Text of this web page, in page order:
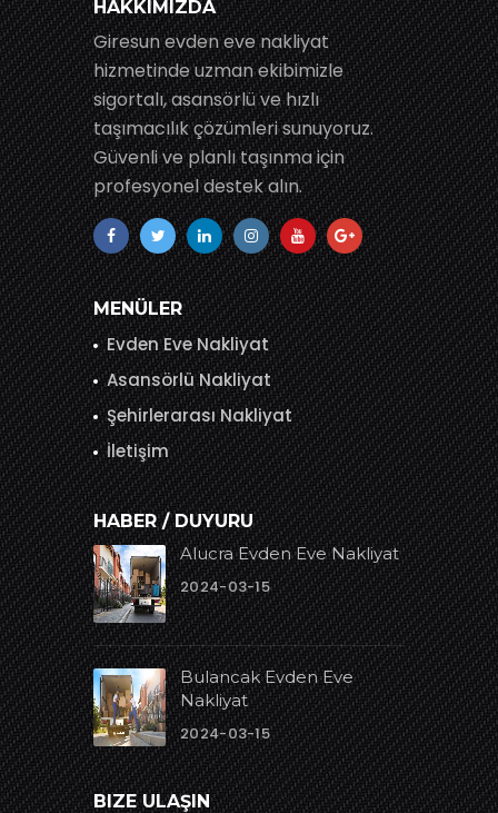
HAKKIMIZDA
Giresun evden eve nakliyat
hizmetinde uzman ekibimizle
sigortalı, asansörlü ve hızlı
taşımacılık çözümleri sunuyoruz.
Güvenli ve planlı taşınma için
profesyonel destek alın.
MENÜLER
Evden Eve Nakliyat
Asansörlü Nakliyat
Şehirlerarası Nakliyat
İletişim
HABER / DUYURU
Alucra Evden Eve Nakliyat
2024-03-15
Bulancak Evden Eve
Nakliyat
2024-03-15
BIZE ULAŞIN